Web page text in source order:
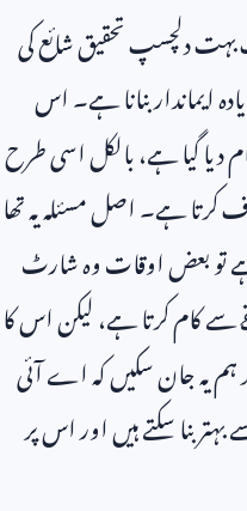
دلچسپ تحقیق شائع کی
ایماندار بنانا ہے۔ اس
دیا گیا ہے، بالکل اسی طرح
کرتا ہے۔ اصل مسئلہ یہ تھا
تو بعض اوقات وہ شارٹ
سے کام کرتا ہے، لیکن اس کا
ہم یہ جان سکیں کہ اے آئی
بنا سکتے ہیں اور اس پر